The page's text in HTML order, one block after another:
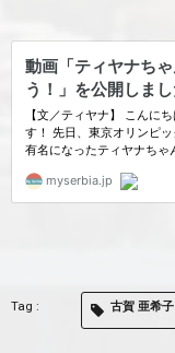
古賀 亜希子